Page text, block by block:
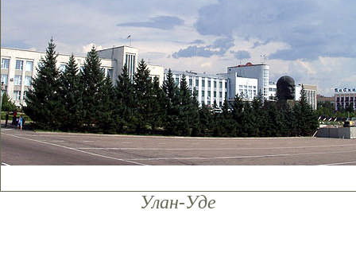
Улан-Уде